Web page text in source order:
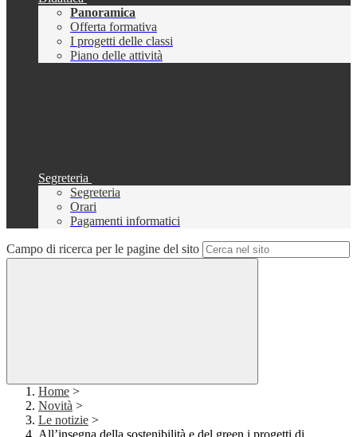
Panoramica
Offerta formativa
I progetti delle classi
Piano delle attività
Segreteria
Segreteria
Orari
Pagamenti informatici
Campo di ricerca per le pagine del sito
Home >
Novità >
Le notizie >